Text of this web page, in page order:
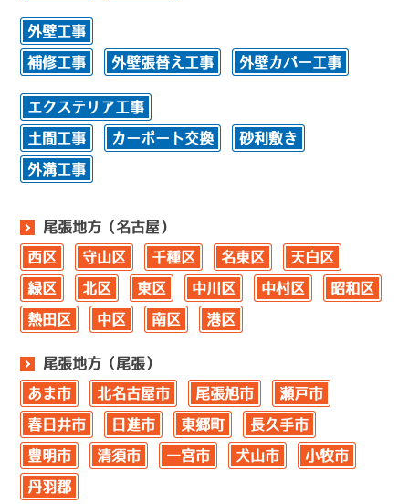
外壁工事
補修工事 外壁張替え工事 外壁カバー工事
エクステリア工事
土間工事 カーポート交換 砂利敷き
外溝工事
尾張地方（名古屋）
西区 守山区 千種区 名東区 天白区
緑区 北区 東区 中川区 中村区 昭和区
熱田区 中区 南区 港区
尾張地方（尾張）
あま市 北名古屋市 尾張旭市 瀬戸市
春日井市 日進市 東郷町 長久手市
豊明市 清須市 一宮市 犬山市 小牧市
丹羽郡